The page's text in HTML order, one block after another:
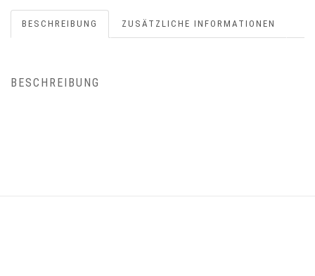
BESCHREIBUNG ZUSÄTZLICHE INFORMATIONEN
BESCHREIBUNG